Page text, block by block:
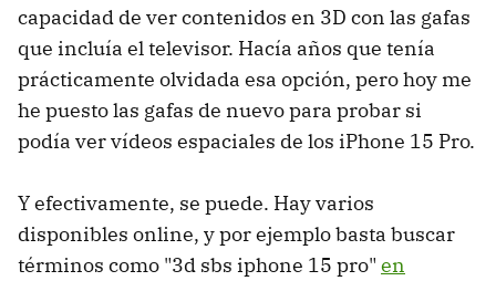
capacidad de ver contenidos en 3D con las gafas
que incluía el televisor. Hacía años que tenía
prácticamente olvidada esa opción, pero hoy me
he puesto las gafas de nuevo para probar si
podía ver vídeos espaciales de los iPhone 15 Pro.
Y efectivamente, se puede. Hay varios
disponibles online, y por ejemplo basta buscar
términos como "3d sbs iphone 15 pro" en